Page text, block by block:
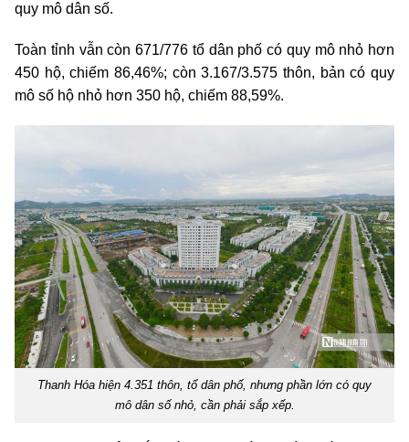
quy mô dân số.
Toàn tỉnh vẫn còn 671/776 tổ dân phố có quy mô nhỏ hơn
450 hộ, chiếm 86,46%; còn 3.167/3.575 thôn, bản có quy
mô số hộ nhỏ hơn 350 hộ, chiếm 88,59%.
Thanh Hóa hiện 4.351 thôn, tổ dân phố, nhưng phần lớn có quy
mô dân số nhỏ, cần phải sắp xếp.